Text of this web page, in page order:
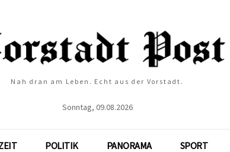
Nah dran am Leben. Echt aus der Vorstadt.
Sonntag, 09.08.2026
POLITIK PANORAMA SPORT